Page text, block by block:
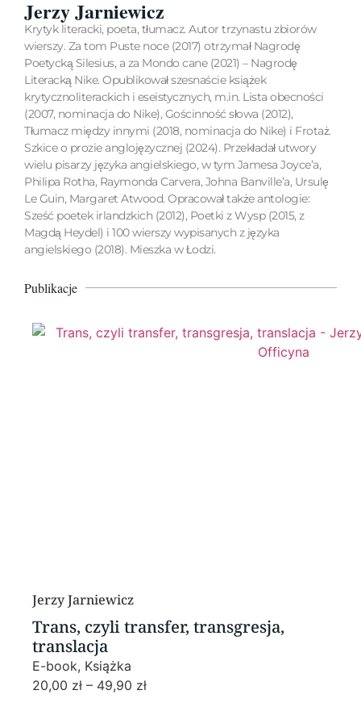
Jerzy Jarniewicz
Krytyk literacki, poeta, tłumacz. Autor trzynastu zbiorów
wierszy. Za tom Puste noce (2017) otrzymał Nagrodę
Poetycką Silesius, a za Mondo cane (2021) – Nagrodę
Literacką Nike. Opublikował szesnaście książek
krytycznoliterackich i eseistycznych, m.in. Lista obecności
(2007, nominacja do Nike), Gościnność słowa (2012),
Tłumacz między innymi (2018, nominacja do Nike) i Frotaż.
Szkice o prozie anglojęzycznej (2024). Przekładał utwory
wielu pisarzy języka angielskiego, w tym Jamesa Joyce’a,
Philipa Rotha, Raymonda Carvera, Johna Banville’a, Ursulę
Le Guin, Margaret Atwood. Opracował także antologie:
Sześć poetek irlandzkich (2012), Poetki z Wysp (2015, z
Magdą Heydel) i 100 wierszy wypisanych z języka
angielskiego (2018). Mieszka w Łodzi.
Publikacje
Jerzy Jarniewicz
Trans, czyli transfer, transgresja,
translacja
E-book, Książka
20,00 zł – 49,90 zł